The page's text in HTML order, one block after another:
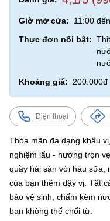
Giờ mở cửa:
11:00
Thực đơn nổi bật:
Khoảng giá:
200.000đ
Điện thoại
Thỏa mãn đa dạng khẩu
nghiệm lẩu - nướng trọn
quầy hải sản với hàu sữa,
của bạn thêm dậy vị. Tất
bảo vệ sinh, chấm kèm
bạn không thể chối từ.